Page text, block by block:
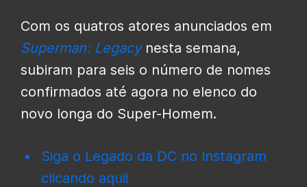
Com os quatros atores anunciados em
Superman: Legacynesta semana,
subiram para seis o número de nomes
confirmados até agora no elenco do
novo longa do Super-Homem.
Siga o Legado da DC no Instagram
clicando aqui!